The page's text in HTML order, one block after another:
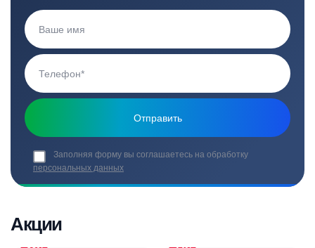
Заполняя форму вы соглашаетесь на обработку
персональных данных
Акции